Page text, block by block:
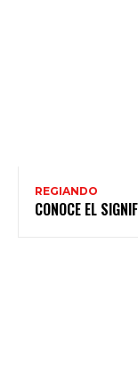
REGIANDO
CONOCE EL